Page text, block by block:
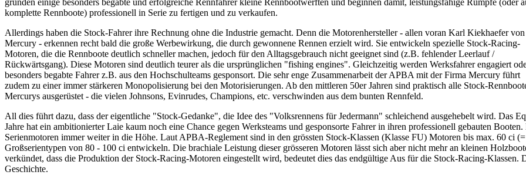
gründen einige besonders begabte und erfolgreiche Rennfahrer kleine Rennbootwerften und beginnen damit, leistungsfähige Rümpfe (oder
komplette Rennboote) professionell in Serie zu fertigen und zu verkaufen.
Allerdings haben die Stock-Fahrer ihre Rechnung ohne die Industrie gemacht. Denn die Motorenhersteller - allen voran Karl Kiekhaefer von
Mercury - erkennen recht bald die große Werbewirkung, die durch gewonnene Rennen erzielt wird. Sie entwickeln spezielle Stock-Racing-
Motoren, die die Rennboote deutlich schneller machen, jedoch für den Alltagsgebrauch nicht geeignet sind (z.B. fehlender Leerlauf /
Rückwärtsgang). Diese Motoren sind deutlich teurer als die ursprünglichen "fishing engines". Gleichzeitig werden Werksfahrer engagiert
besonders begabte Fahrer z.B. aus den Hochschulteams gesponsort. Die sehr enge Zusammenarbeit der APBA mit der Firma Mercury führt
zudem zu einer immer stärkeren Monopolisierung bei den Motorisierungen. Ab den mittleren 50er Jahren sind praktisch alle Stock-
Mercurys ausgerüstet - die vielen Johnsons, Evinrudes, Champions, etc. verschwinden aus dem bunten Rennfeld.
All dies führt dazu, dass der eigentliche "Stock-Gedanke", die Idee des "Volksrennens für Jedermann" schleichend ausgehebelt wird. Das
Jahre hat ein ambitionierter Laie kaum noch eine Chance gegen Werksteams und gesponsorte Fahrer in ihren professionell gebauten
Serienmotoren immer weiter in die Höhe. Laut APBA-Reglement sind in den grössten Stock-Klassen (Klasse FU) Motoren bis max. 60 ci
Großserientypen von 80 - 100 ci entwickeln. Die brachiale Leistung dieser grösseren Motoren lässt sich aber nicht mehr an kleinen
verkündet, dass die Produktion der Stock-Racing-Motoren eingestellt wird, bedeutet dies das endgültige Aus für die Stock-Racing-
Geschichte.